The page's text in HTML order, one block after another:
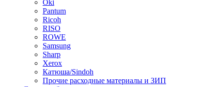
Oki
Pantum
Ricoh
RISO
ROWE
Samsung
Sharp
Xerox
Катюша/Sindoh
Прочие расходные материалы и ЗИП